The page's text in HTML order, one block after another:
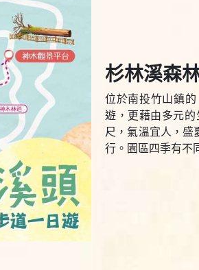
杉林溪森
位於南投竹山鎮
遊，更藉由多元
尺，氣溫宜人，盛
行。園區四季有不